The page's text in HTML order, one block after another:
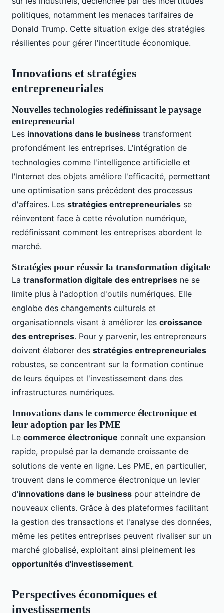
politiques, notamment les menaces tarifaires de
Donald Trump. Cette situation exige des stratégies
résilientes pour gérer l'incertitude économique.
Innovations et stratégies
entrepreneuriales
Nouvelles technologies redéfinissant le paysage
entrepreneurial
Les innovations dans le business transforment
profondément les entreprises. L'intégration de
technologies comme l'intelligence artificielle et
l'Internet des objets améliore l'efficacité, permettant
une optimisation sans précédent des processus
d'affaires. Les stratégies entrepreneuriales se
réinventent face à cette révolution numérique,
redéfinissant comment les entreprises abordent le
marché.
Stratégies pour réussir la transformation digitale
La transformation digitale des entreprises ne se
limite plus à l'adoption d'outils numériques. Elle
englobe des changements culturels et
organisationnels visant à améliorer les croissance
des entreprises. Pour y parvenir, les entrepreneurs
doivent élaborer des stratégies entrepreneuriales
robustes, se concentrant sur la formation continue
de leurs équipes et l'investissement dans des
infrastructures numériques.
Innovations dans le commerce électronique et
leur adoption par les PME
Le commerce électronique connaît une expansion
rapide, propulsé par la demande croissante de
solutions de vente en ligne. Les PME, en particulier,
trouvent dans le commerce électronique un levier
d'innovations dans le business pour atteindre de
nouveaux clients. Grâce à des plateformes facilitant
la gestion des transactions et l'analyse des données,
même les petites entreprises peuvent rivaliser sur un
marché globalisé, exploitant ainsi pleinement les
opportunités d'investissement.
Perspectives économiques et
investissements